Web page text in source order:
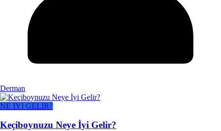
Derman
NE İYİ GELİR?
Keçiboynuzu Neye İyi Gelir?